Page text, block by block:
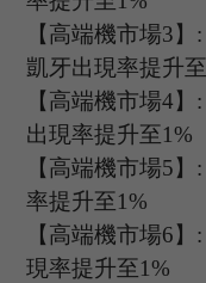
【高端機市場3】 :
凱牙出現率提升至
【高端機市場4】 :
出現率提升至1%
【高端機市場5】 :
率提升至1%
【高端機市場6】 :
現率提升至1%